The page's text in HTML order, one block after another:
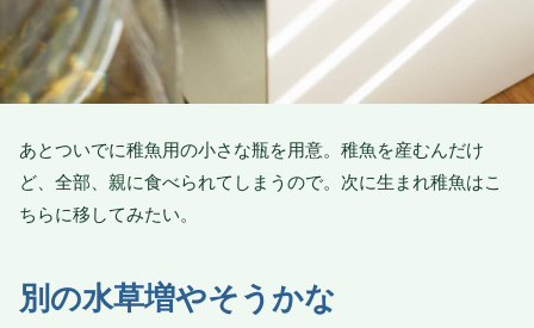
あとついでに稚魚用の小さな瓶を用意。稚魚を産むんだけ
ど、全部、親に食べられてしまうので。次に生まれ稚魚はこ
ちらに移してみたい。
別の水草増やそうかな